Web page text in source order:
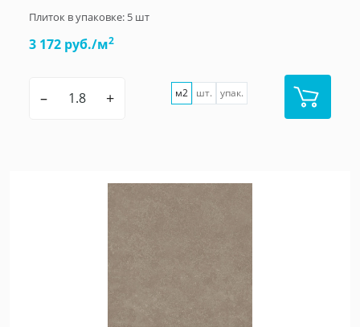
Плиток в упаковке: 5 шт
3 172 руб./м2
– + м2 шт. упак.